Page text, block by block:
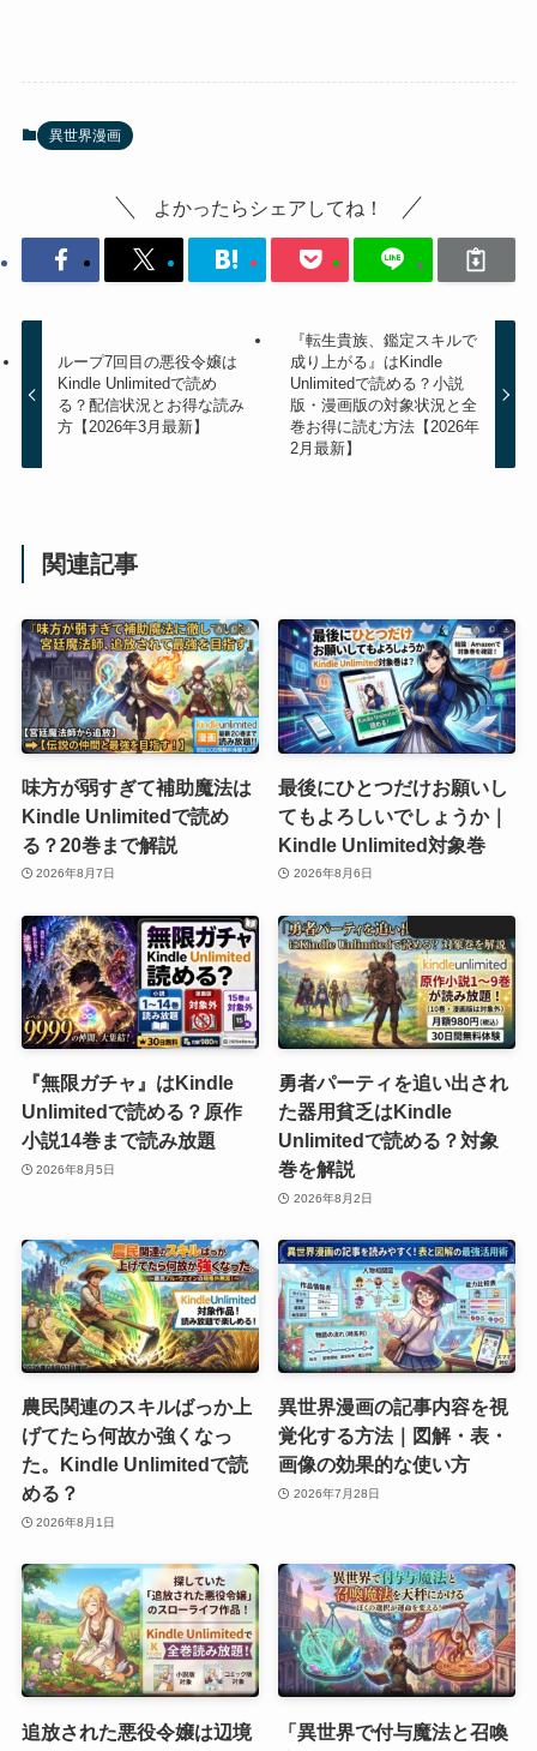
異世界漫画
よかったらシェアしてね！
ループ7回目の悪役令嬢は
Kindle Unlimitedで読め
る？配信状況とお得な読み
方【2026年3月最新】
『転生貴族、鑑定スキルで
成り上がる』はKindle
Unlimitedで読める？小説
版・漫画版の対象状況と全
巻お得に読む方法【2026年
2月最新】
関連記事
味方が弱すぎて補助魔法は
Kindle Unlimitedで読め
る？20巻まで解説
2026年8月7日
最後にひとつだけお願いし
てもよろしいでしょうか｜
Kindle Unlimited対象巻
2026年8月6日
『無限ガチャ』はKindle
Unlimitedで読める？原作
小説14巻まで読み放題
2026年8月5日
勇者パーティを追い出され
た器用貧乏はKindle
Unlimitedで読める？対象
巻を解説
2026年8月2日
農民関連のスキルばっか上
げてたら何故か強くなっ
た。Kindle Unlimitedで読
める？
2026年8月1日
異世界漫画の記事内容を視
覚化する方法｜図解・表・
画像の効果的な使い方
2026年7月28日
追放された悪役令嬢は辺境
「異世界で付与魔法と召喚